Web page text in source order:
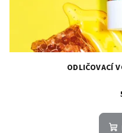
ODLIČOVACÍ